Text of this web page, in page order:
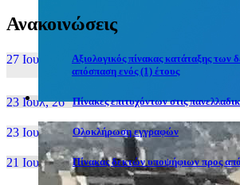
Ανακοινώσεις
27 Ιουν, 26
Αξιολογικός πίνακας κατάταξης
απόσπαση ενός (1) έτους
23 Ιουλ, 26 Πίνακες επιτυχόντων στις
23 Ιουλ, 26 Ολοκλήρωση εγγραφών
21 Ιουλ, 26 Πίνακας δεκτών υποψήφιων προς